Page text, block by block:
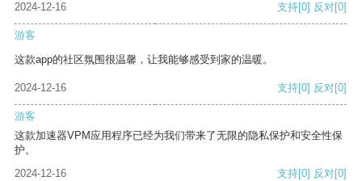
2024-12-16 支持[0] 反对[0]
游客
这款app的社区氛围很温馨，让我能够感受到家的温暖。
2024-12-16 支持[0] 反对[0]
游客
这款加速器VPM应用程序已经为我们带来了无限的隐私保护和安全性保
护。
2024-12-16
支持[0] 反对[0]